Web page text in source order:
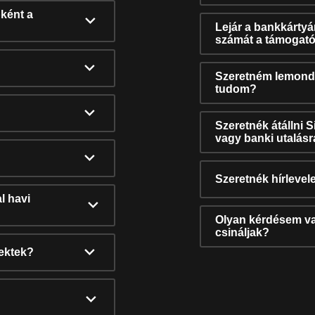
a
havi
Lejár a
számát a
Szeretném
tudom?
Szeretnék átállni
vagy banki
Szeretnék
Olyan kérdésem
csináljak?